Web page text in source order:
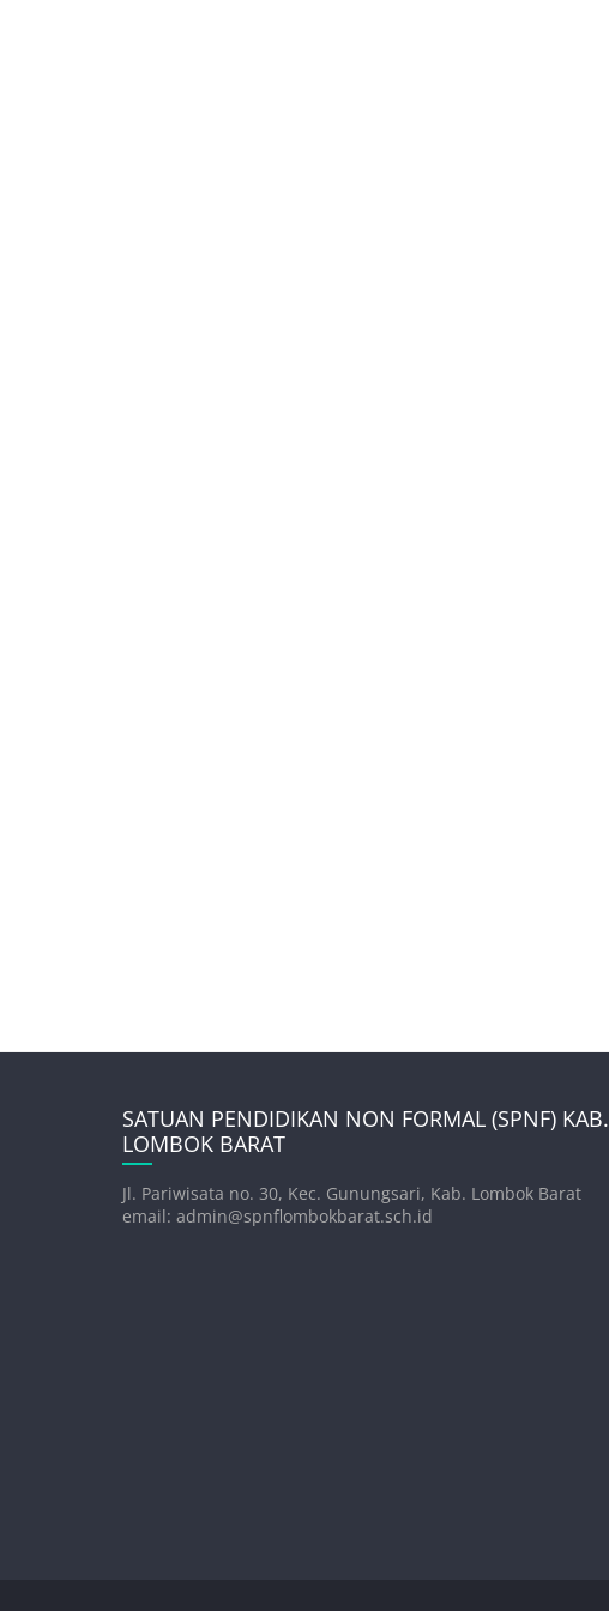
SATUAN PENDIDIKAN NON FORMAL (SPNF) KAB.
LOMBOK BARAT
Jl. Pariwisata no. 30, Kec. Gunungsari, Kab. Lombok Barat
email: admin@spnflombokbarat.sch.id